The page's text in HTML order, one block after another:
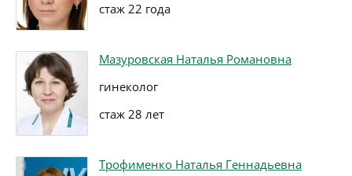
стаж 22 года
Мазуровская Наталья Романовна
гинеколог
стаж 28 лет
Трофименко Наталья Геннадьевна